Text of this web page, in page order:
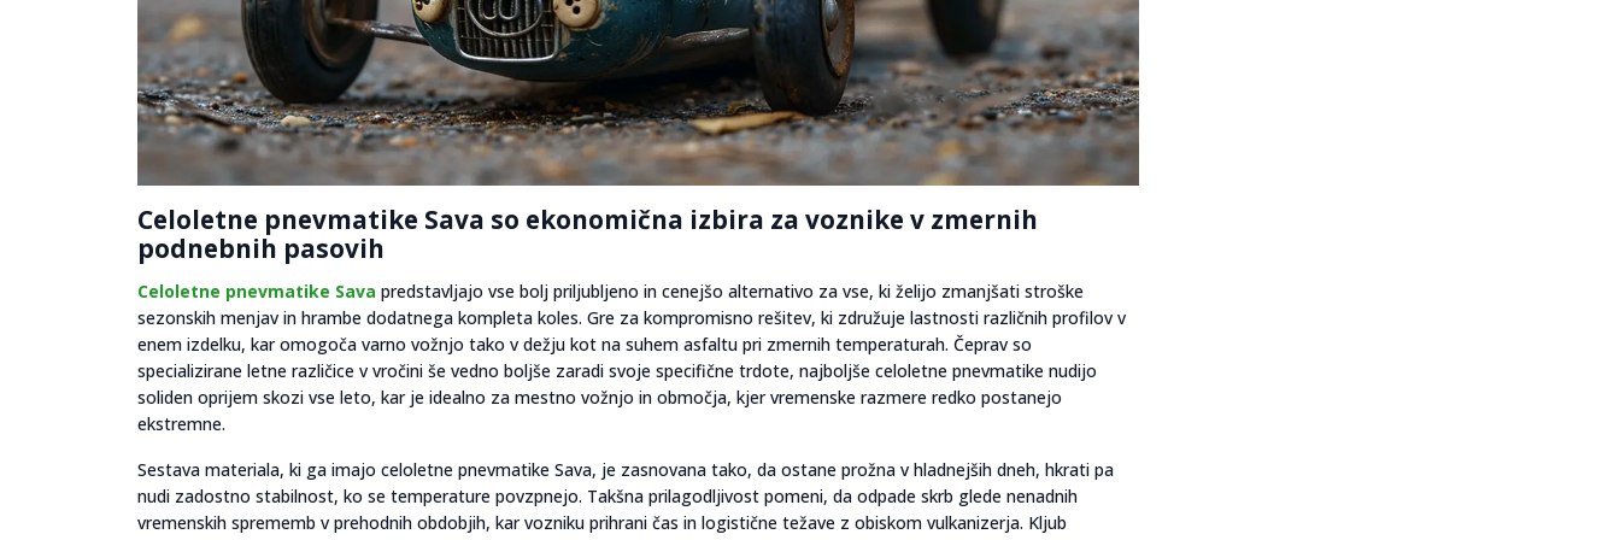
Celoletne pnevmatike Sava so ekonomična izbira za voznike v zmernih
podnebnih pasovih
Celoletne pnevmatike Sava predstavljajo vse bolj priljubljeno in cenejšo alternativo za vse, ki želijo zmanjšati stroške
sezonskih menjav in hrambe dodatnega kompleta koles. Gre za kompromisno rešitev, ki združuje lastnosti različnih profilov v
enem izdelku, kar omogoča varno vožnjo tako v dežju kot na suhem asfaltu pri zmernih temperaturah. Čeprav so
specializirane letne različice v vročini še vedno boljše zaradi svoje specifične trdote, najboljše celoletne pnevmatike nudijo
soliden oprijem skozi vse leto, kar je idealno za mestno vožnjo in območja, kjer vremenske razmere redko postanejo
ekstremne.
Sestava materiala, ki ga imajo celoletne pnevmatike Sava, je zasnovana tako, da ostane prožna v hladnejših dneh, hkrati pa
nudi zadostno stabilnost, ko se temperature povzpnejo. Takšna prilagodljivost pomeni, da odpade skrb glede nenadnih
vremenskih sprememb v prehodnih obdobjih, kar vozniku prihrani čas in logistične težave z obiskom vulkanizerja. Kljub